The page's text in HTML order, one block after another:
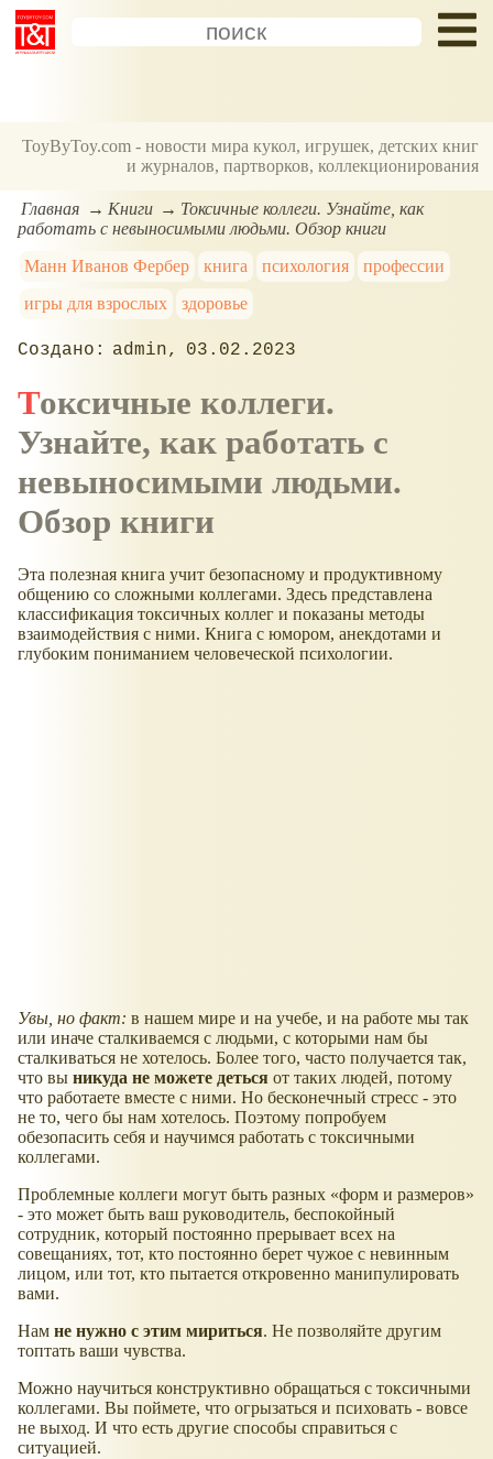
ToyByToy.com - новости мира кукол, игрушек, детских книг
и журналов, партворков, коллекционирования
Главная Книги
Токсичные коллеги. Узнайте, как
работать с невыносимыми людьми. Обзор книги
Манн Иванов Фербер
книга психология
профессии
игры для взрослых
здоровье
admin 03.02.2023
Токсичные коллеги.
Узнайте, как работать с
невыносимыми людьми.
Обзор книги
Эта полезная книга учит безопасному и продуктивному
общению со сложными коллегами. Здесь представлена
классификация токсичных коллег и показаны методы
взаимодействия с ними. Книга с юмором, анекдотами и
глубоким пониманием человеческой психологии.
Увы, но факт: в нашем мире и на учебе, и на работе мы так
или иначе сталкиваемся с людьми, с которыми нам бы
сталкиваться не хотелось. Более того, часто получается так,
что вы никуда не можете деться от таких людей, потому
что работаете вместе с ними. Но бесконечный стресс - это
не то, чего бы нам хотелось. Поэтому попробуем
обезопасить себя и научимся работать с токсичными
коллегами.
Проблемные коллеги могут быть разных
форм и размеров
- это может быть ваш руководитель, беспокойный
сотрудник, который постоянно прерывает всех на
совещаниях, тот, кто постоянно берет чужое с невинным
лицом, или тот, кто пытается откровенно манипулировать
вами.
Нам не нужно с этим мириться. Не позволяйте другим
топтать ваши чувства.
Можно научиться конструктивно обращаться с токсичными
коллегами. Вы поймете, что огрызаться и психовать - вовсе
не выход. И что есть другие способы справиться с
ситуацией.